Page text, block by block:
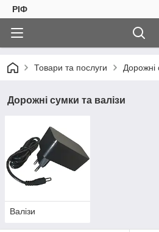
РІФ
Товари та послуги Дорожні
Дорожні сумки та валізи
Валізи